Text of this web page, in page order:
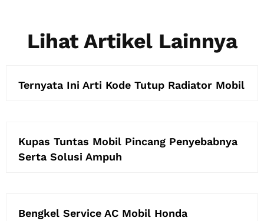
Lihat Artikel Lainnya
Ternyata Ini Arti Kode Tutup Radiator Mobil
Kupas Tuntas Mobil Pincang Penyebabnya
Serta Solusi Ampuh
Bengkel Service AC Mobil Honda